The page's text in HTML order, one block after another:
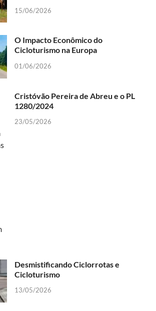
15/06/2026
O Impacto Econômico do
Cicloturismo na Europa
01/06/2026
Cristóvão Pereira de Abreu e o PL
1280/2024
23/05/2026
Desmistificando Ciclorrotas e
Cicloturismo
13/05/2026